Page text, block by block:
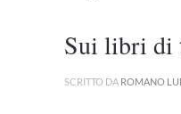
Sui libri di
SCRITTO DA ROMANO